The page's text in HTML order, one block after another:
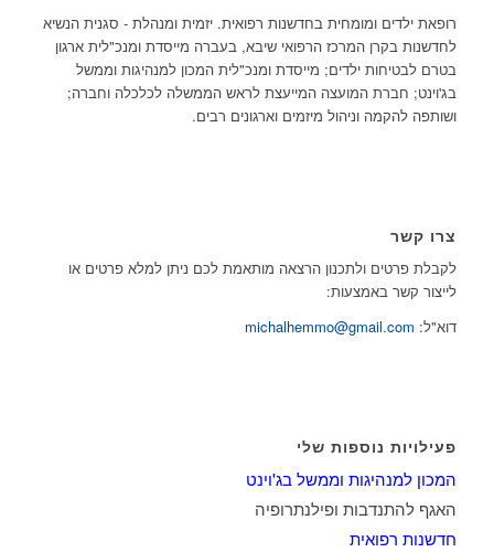
רופאת ילדים ומומחית בחדשנות רפואית. יזמית ומנהלת - סגנית הנשיא
לחדשנות בקרן המרכז הרפואי שיבא, בעברה מייסדת ומנכ"לית ארגון
בטרם לבטיחות ילדים; מייסדת ומנכ"לית המכון למנהיגות וממשל
בג'וינט; חברת המועצה המייעצת לראש הממשלה לכלכלה וחברה;
ושותפה להקמה וניהול מיזמים וארגונים רבים.
צרו קשר
לקבלת פרטים ולתכנון הרצאה מותאמת לכם ניתן למלא פרטים או
לייצור קשר באמצעות:
דוא"ל: michalhemmo@gmail.com
פעילויות נוספות שלי
המכון למנהיגות וממשל בג'וינט
האגף להתנדבות ופילנתרופיה
חדשנות רפואית